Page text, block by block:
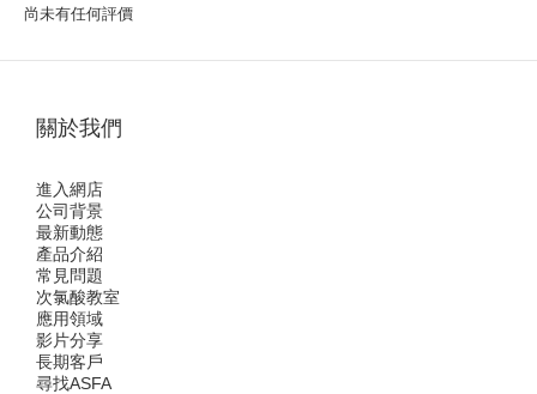
尚未有任何評價
關於我們
進入網店
公司背景
最新動態
產品介紹
常見問題
次氯酸教室
應用領域
影片分享
長期客戶
尋找ASFA